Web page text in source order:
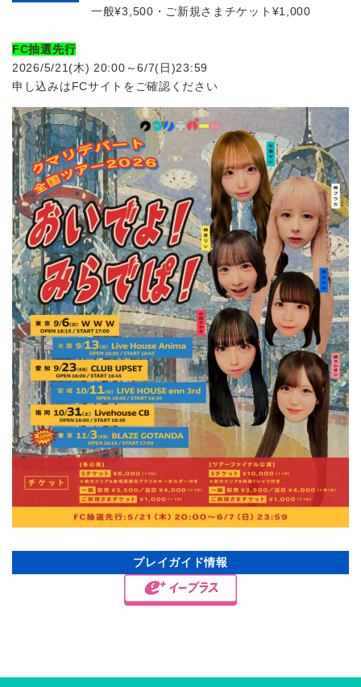
⼀般¥3,500・ご新規さまチケット¥1,000
FC抽選先行
2026/5/21(⽊) 20:00～6/7(⽇)23:59
申し込みはFCサイトをご確認ください
プレイガイド情報